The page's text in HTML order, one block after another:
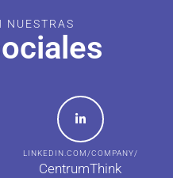
NUESTRAS
LINKEDIN.COM/COMPANY/
CentrumThink